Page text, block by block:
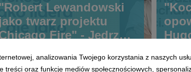
Lewandowski
twarz projektu
Fire" - Jedrzej
SportowychFaktów WP
analizowania Twojego korzystania z naszych
oraz funkcje mediów społecznościowych,